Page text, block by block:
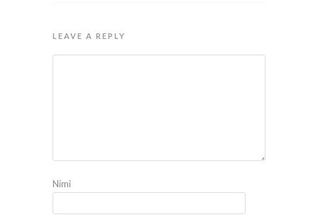
LEAVE A REPLY
Nimi